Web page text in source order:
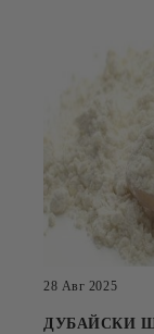
28 Авг 2025
ДУБАЙСКИ